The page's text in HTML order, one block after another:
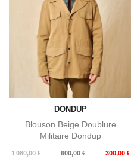
DONDUP
Blouson Beige Doublure
Militaire Dondup
1 080,00 €
Prix
600,00 € 300,00 €
Prix